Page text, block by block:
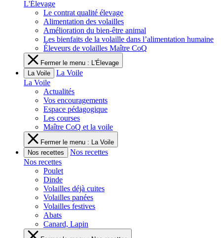
L'Élevage
Le contrat qualité élevage
Alimentation des volailles
Amélioration du bien-être animal
Les bienfaits de la volaille dans l’alimentation humaine
Éleveurs de volailles Maître CoQ
Fermer le menu : L'Élevage
La Voile
La Voile
La Voile
Actualités
Vos encouragements
Espace pédagogique
Les courses
Maître CoQ et la voile
Fermer le menu : La Voile
Nos recettes
Nos recettes
Nos recettes
Poulet
Dinde
Volailles déjà cuites
Volailles panées
Volailles festives
Abats
Canard, Lapin